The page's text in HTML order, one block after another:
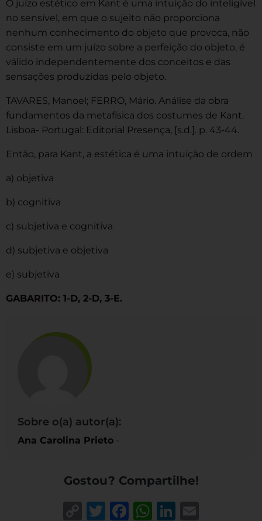
O juízo estético em Kant é uma intuição do inteligível
no sensível, em que o sujeito não proporciona
nenhum conhecimento do objeto que provoca, não
consiste em um juízo sobre a perfeição do objeto, é
válido independentemente dos conceitos e das
sensações produzidas pelo objeto.
TAVARES, Manoel; FERRO, Mário. Análise da obra
fundamentos da metafísica dos costumes de Kant.
Lisboa- Portugal: Editorial Presença, [s.d.]. p. 43-44.
Então, para Kant, a estética é uma intuição de ordem
a) objetiva
b) cognitiva
c) subjetiva e cognitiva
d) subjetiva e objetiva
e) subjetiva
GABARITO: 1-D, 2-D, 3-E.
Sobre o(a) autor(a):
Ana Carolina Prieto -
Gostou? Compartilhe!
CopyTwitter
Facebook
WhatsApp
LinkedIn